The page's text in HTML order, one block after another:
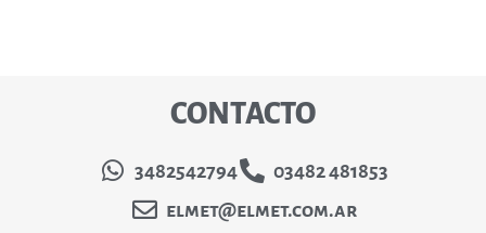
CONTACTO
3482542794
03482 481853
elmet@elmet.com.ar